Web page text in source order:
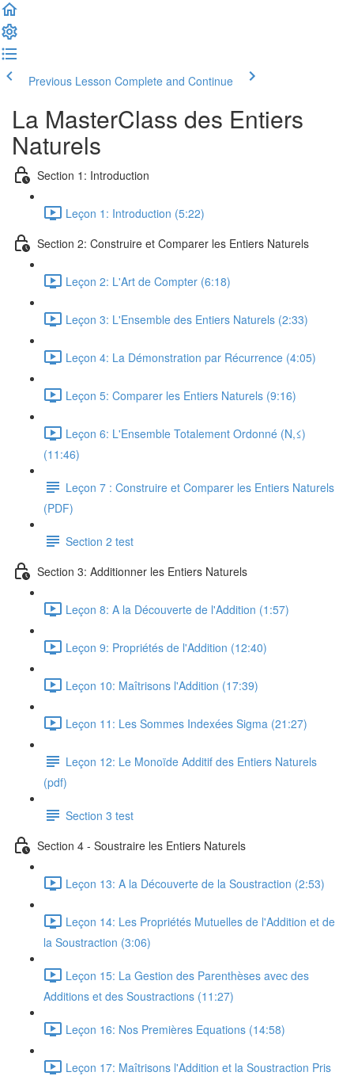
Previous Lesson Complete and Continue
La MasterClass des Entiers
Naturels
Section 1: Introduction
Leçon 1: Introduction (5:22)
Section 2: Construire et Comparer les Entiers Naturels
Leçon 2: L'Art de Compter (6:18)
Leçon 3: L'Ensemble des Entiers Naturels (2:33)
Leçon 4: La Démonstration par Récurrence (4:05)
Leçon 5: Comparer les Entiers Naturels (9:16)
Leçon 6: L'Ensemble Totalement Ordonné (N,≤)
(11:46)
Leçon 7 : Construire et Comparer les Entiers Naturels
(PDF)
Section 2 test
Section 3: Additionner les Entiers Naturels
Leçon 8: A la Découverte de l'Addition (1:57)
Leçon 9: Propriétés de l'Addition (12:40)
Leçon 10: Maîtrisons l'Addition (17:39)
Leçon 11: Les Sommes Indexées Sigma (21:27)
Leçon 12: Le Monoïde Additif des Entiers Naturels
(pdf)
Section 3 test
Section 4 - Soustraire les Entiers Naturels
Leçon 13: A la Découverte de la Soustraction (2:53)
Leçon 14: Les Propriétés Mutuelles de l'Addition et de
la Soustraction (3:06)
Leçon 15: La Gestion des Parenthèses avec des
Additions et des Soustractions (11:27)
Leçon 16: Nos Premières Equations (14:58)
Leçon 17: Maîtrisons l'Addition et la Soustraction Pris